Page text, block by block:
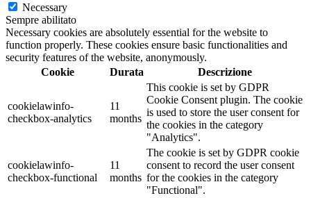
Necessary
Sempre abilitato
Necessary cookies are absolutely essential for the website to
function properly. These cookies ensure basic functionalities and
security features of the website, anonymously.
Cookie
Durata Descrizione
cookielawinfo-
checkbox-analytics
11
months
This cookie is set by GDPR
Cookie Consent plugin. The cookie
is used to store the user consent for
the cookies in the category
"Analytics".
cookielawinfo-
checkbox-functional
11
months
The cookie is set by GDPR cookie
consent to record the user consent
for the cookies in the category
"Functional".